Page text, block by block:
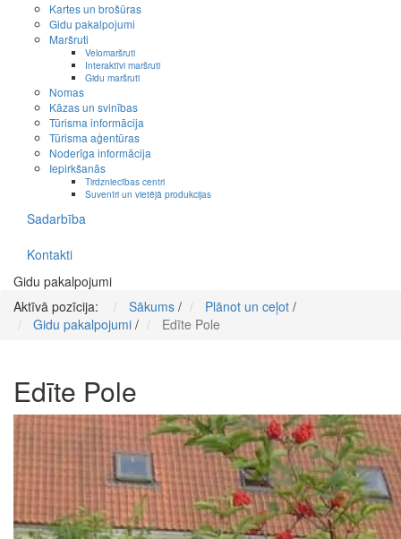
Kartes un brošūras
Gidu pakalpojumi
Maršruti
Velomaršruti
Interaktīvi maršruti
Gidu maršruti
Nomas
Kāzas un svinības
Tūrisma informācija
Tūrisma aģentūras
Noderīga informācija
Iepirkšanās
Tirdzniecības centri
Suvenīri un vietējā produkcijas
Sadarbība
Kontakti
Gidu pakalpojumi
Aktīvā pozīcija:
Sākums / Plānot un ceļot /
Gidu pakalpojumi / Edīte Pole
Edīte Pole